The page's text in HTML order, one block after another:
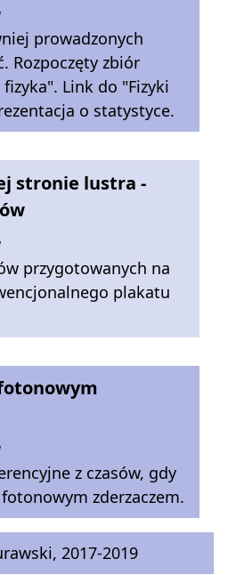
prowadzonych
Rozpoczęty zbiór
Link do "Fizyki
o statystyce.
stronie lustra -
przygotowanych na
plakatu
z czasów, gdy
zderzaczem.
2017-2019